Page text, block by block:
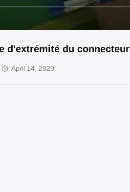
d'extrémité du connecteur
April 14, 2020